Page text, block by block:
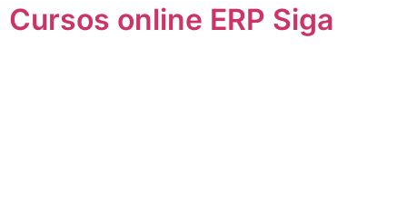
Cursos online ERP Siga